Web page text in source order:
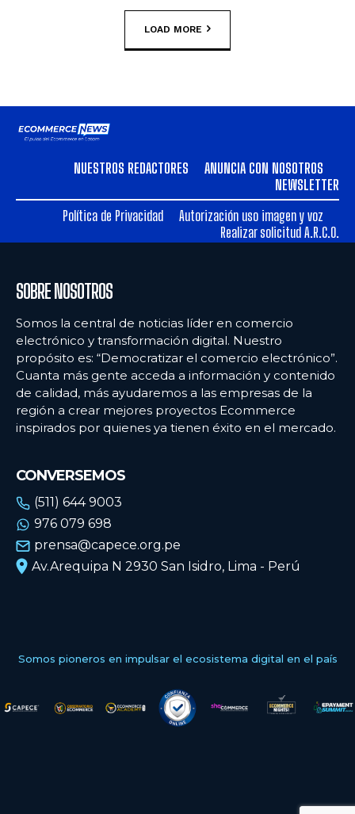
LOAD MORE
NUESTROS REDACTORES
ANUNCIA CON NOSOTROS
NEWSLETTER
Política de Privacidad
Autorización uso imagen y voz
Realizar solicitud A.R.C.O.
SOBRE NOSOTROS
Somos la central de noticias líder en comercio
electrónico y transformación digital. Nuestro
propósito es: “Democratizar el comercio electrónico”.
Cuanta más gente acceda a información y contenido
de calidad, más ayudaremos a las empresas de la
región a crear mejores proyectos Ecommerce
inspirados por quienes ya tienen éxito en el mercado.
CONVERSEMOS
(511) 644 9003
976 079 698
prensa@capece.org.pe
Av.Arequipa N 2930 San Isidro, Lima - Perú
Somos pioneros en impulsar el ecosistema digital en el país